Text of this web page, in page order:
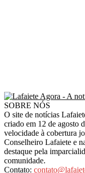
SOBRE NÓS
O site de notícias
criado em 12 de agosto
velocidade à cobertura
Conselheiro Lafaiete e
destaque pela
comunidade.
Contato: